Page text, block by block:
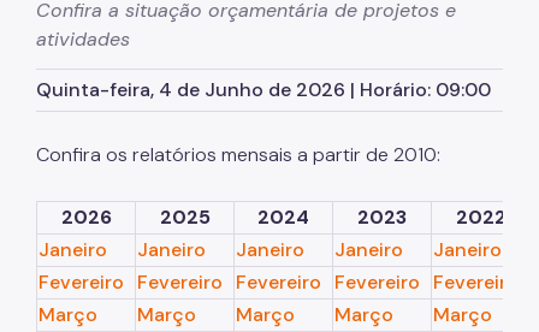
Autorização para Eventos
SP Mais Fácil
CADES/VM
Termo de Cooperação
Programa de Metas
Confira a situação orçamentária de projetos e
atividades
Quinta-feira, 4 de Junho de 2026 | Horário: 09:00
Confira os relatórios mensais a partir de 2010:
2026 2025 2024 2023
2022
Janeiro
Janeiro Janeiro Janeiro Janeiro
Fevereiro
Fevereiro Fevereiro Fevereiro Fevereiro
Março
Março Março Março Março